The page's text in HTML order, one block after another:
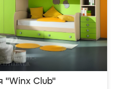
"Winx Club"